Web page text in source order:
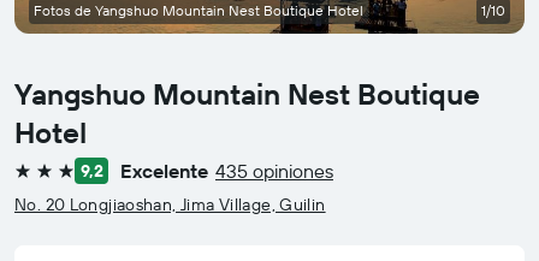
Yangshuo Mountain Nest Boutique
Hotel
3 estrellas
9,2 Excelente 435 opiniones
No. 20 Longjiaoshan, Jima Village, Guilin
Fotos de Yangshuo Mountain Nest Boutique Hotel 1/10